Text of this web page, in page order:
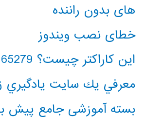
های بدون راننده
خطای نصب ویندوز
این کاراکتر چیست؟ 65279
معرفي يك سايت يادگيري
بسته آموزشی جامع پیش